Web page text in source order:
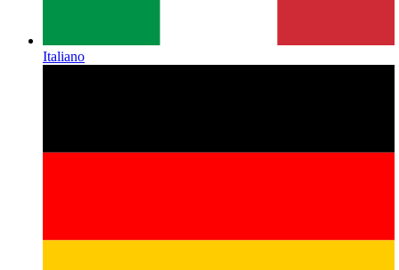
Italiano